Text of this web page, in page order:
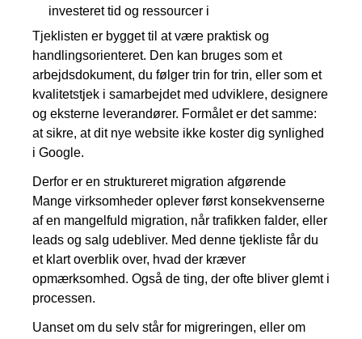
investeret tid og ressourcer i
Tjeklisten er bygget til at være praktisk og
handlingsorienteret. Den kan bruges som et
arbejdsdokument, du følger trin for trin, eller som et
kvalitetstjek i samarbejdet med udviklere, designere
og eksterne leverandører. Formålet er det samme:
at sikre, at dit nye website ikke koster dig synlighed
i Google.
Derfor er en struktureret migration afgørende
Mange virksomheder oplever først konsekvenserne
af en mangelfuld migration, når trafikken falder, eller
leads og salg udebliver. Med denne tjekliste får du
et klart overblik over, hvad der kræver
opmærksomhed. Også de ting, der ofte bliver glemt i
processen.
Uanset om du selv står for migreringen, eller om